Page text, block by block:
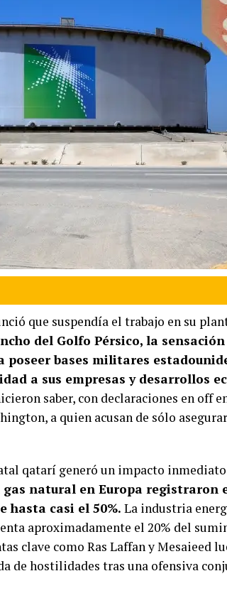
que suspendía el trabajo en su
del Golfo Pérsico, la
poseer bases militares
a sus empresas y desarrollos
saber, con declaraciones en off
a quien acusan de sólo
qatarí generó un impacto
gas natural en Europa registraron
hasta casi el 50%. La industria
aproximadamente el 20% del
clave como Ras Laffan y Mesaieed
de hostilidades tras una ofensiva